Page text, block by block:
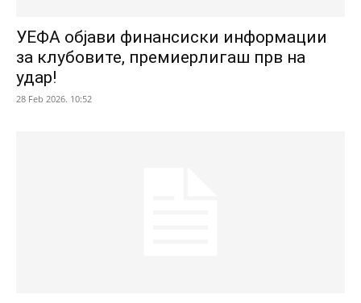
УЕФА објави финансиски информации
за клубовите, премиерлигаш прв на
удар!
28 Feb 2026. 10:52